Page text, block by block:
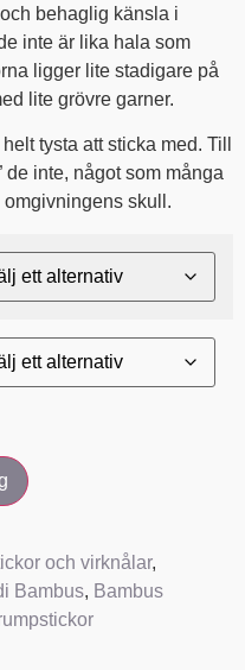
behaglig känsla i
inte är lika hala som
ligger lite stadigare på
lite grövre garner.
tysta att sticka med. Till
de inte, något som många
skull.
och virknålar,
Bambus, Bambus